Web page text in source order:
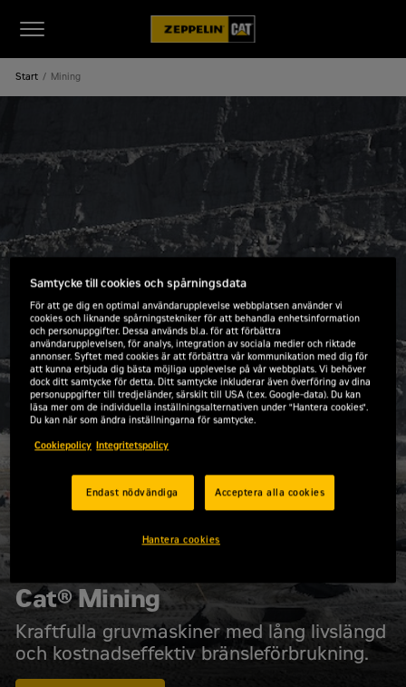
Start Mining
Cat® Mining
Kraftfulla gruvmaskiner med lång livslängd
och kostnadseffektiv bränsleförbrukning.
Samtycke till cookies och spårningsdata
För att ge dig en optimal användarupplevelse webbplatsen använder vi
cookies och liknande spårningstekniker för att behandla enhetsinformation
och personuppgifter. Dessa används bl.a. för att förbättra
användarupplevelsen, för analys, integration av sociala medier och riktade
annonser. Syftet med cookies är att förbättra vår kommunikation med dig för
att kunna erbjuda dig bästa möjliga upplevelse på vår webbplats. Vi behöver
dock ditt samtycke för detta. Ditt samtycke inkluderar även överföring av dina
personuppgifter till tredjeländer, särskilt till USA (t.ex. Google-data). Du kan
läsa mer om de individuella inställningsalternativen under "Hantera cookies".
Du kan när som ändra inställningarna för samtycke.
Cookiepolicy Integritetspolicy
Endast nödvändiga Acceptera alla cookies
Hantera cookies